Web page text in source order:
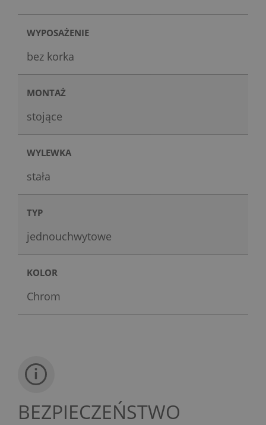
WYPOSAŻENIE
bez korka
MONTAŻ
stojące
WYLEWKA
stała
TYP
jednouchwytowe
KOLOR
Chrom
BEZPIECZEŃSTWO